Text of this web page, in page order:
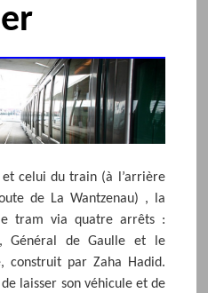
et celui du train (à l’arrière
de La Wantzenau) , la
tram via quatre arrêts :
Général de Gaulle et le
construit par Zaha Hadid.
laisser son véhicule et de